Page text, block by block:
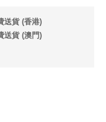
送貨 (香港)
送貨 (澳門)